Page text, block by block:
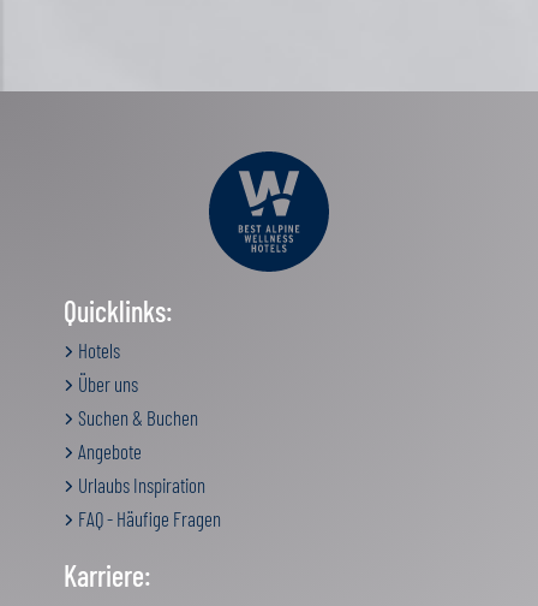
Quicklinks:
Hotels
Über uns
Suchen & Buchen
Angebote
Urlaubs Inspiration
FAQ - Häufige Fragen
Karriere: